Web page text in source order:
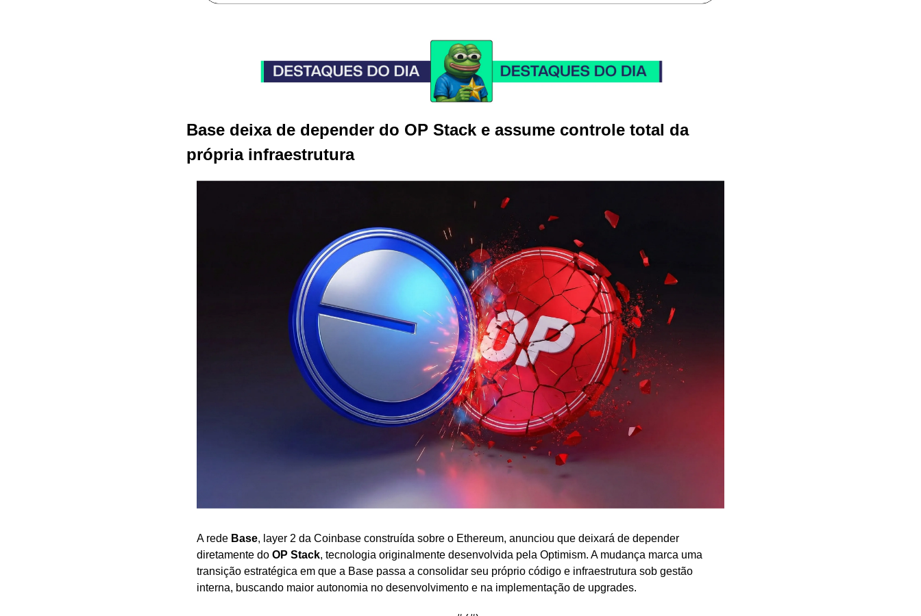
Base deixa de depender do OP Stack e assume controle total da
própria infraestrutura
A rede Base, layer 2 da Coinbase construída sobre o Ethereum, anunciou que deixará de depender
diretamente do OP Stack, tecnologia originalmente desenvolvida pela Optimism. A mudança marca uma
transição estratégica em que a Base passa a consolidar seu próprio código e infraestrutura sob gestão
interna, buscando maior autonomia no desenvolvimento e na implementação de upgrades.